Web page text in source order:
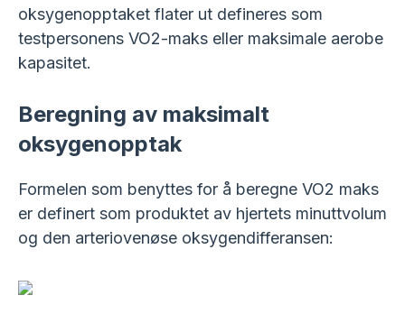
oksygenopptaket flater ut defineres som
testpersonens VO2-maks eller maksimale aerobe
kapasitet.
Beregning av maksimalt
oksygenopptak
Formelen som benyttes for å beregne VO2 maks
er definert som produktet av hjertets minuttvolum
og den arteriovenøse oksygendifferansen: